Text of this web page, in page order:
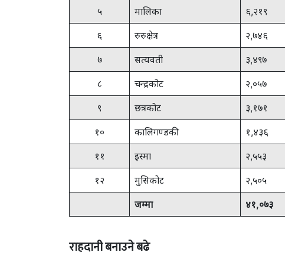
५ मालिका ६,२१९
६ रुरुक्षेत्र २,७४६
७ सत्यवती ३,४९७
८ चन्द्रकोट २,०५७
९ छत्रकोट ३,१७१
१० कालिगण्डकी १,४३६
११ इस्मा २,५५३
१२ मुसिकोट २,५०५
जम्मा ४१,०७३
राहदानी बनाउने बढे